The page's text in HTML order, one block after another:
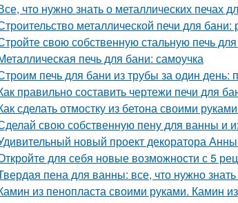
что нужно знать о металлических печах
металлической печи для
свою собственную стальную печь
печь для бани: самоучка
печь для бани из трубы за один
правильно составить чертежи печи для
сделать отмостку из бетона своими
свою собственную пену для ванны и
новый проект декоратора
для себя новые возможности с 5
пена для ванны: все, что нужно
из пенопласта своими руками. Камин